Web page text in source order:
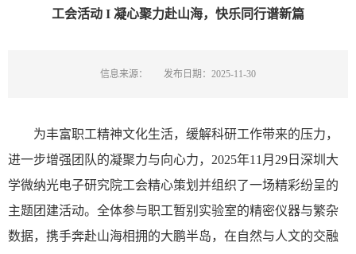
工会活动 I 凝心聚力赴山海，快乐同行谱新篇
信息来源： 发布日期：2025-11-30
为丰富职工精神文化生活，缓解科研工作带来的压力，
进一步增强团队的凝聚力与向心力，2025年11月29日深圳大
学微纳光电子研究院工会精心策划并组织了一场精彩纷呈的
主题团建活动。全体参与职工暂别实验室的精密仪器与繁杂
数据，携手奔赴山海相拥的大鹏半岛，在自然与人文的交融